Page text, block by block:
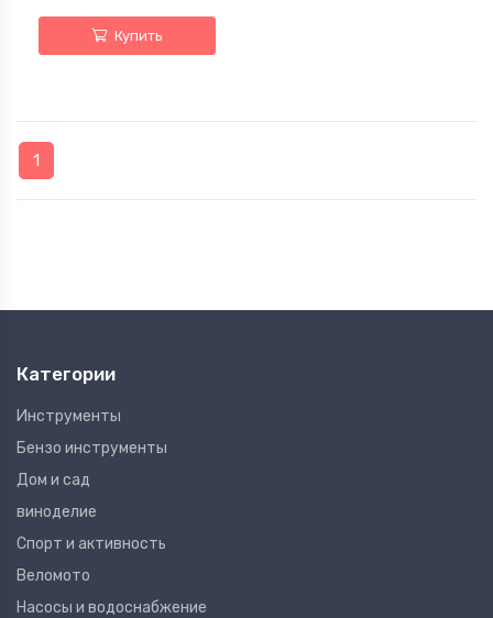
Купить
1
Категории
Инструменты
Бензо инструменты
Дом и сад
виноделие
Спорт и активность
Веломото
Насосы и водоснабжение